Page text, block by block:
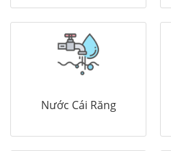
Nước Cái Răng